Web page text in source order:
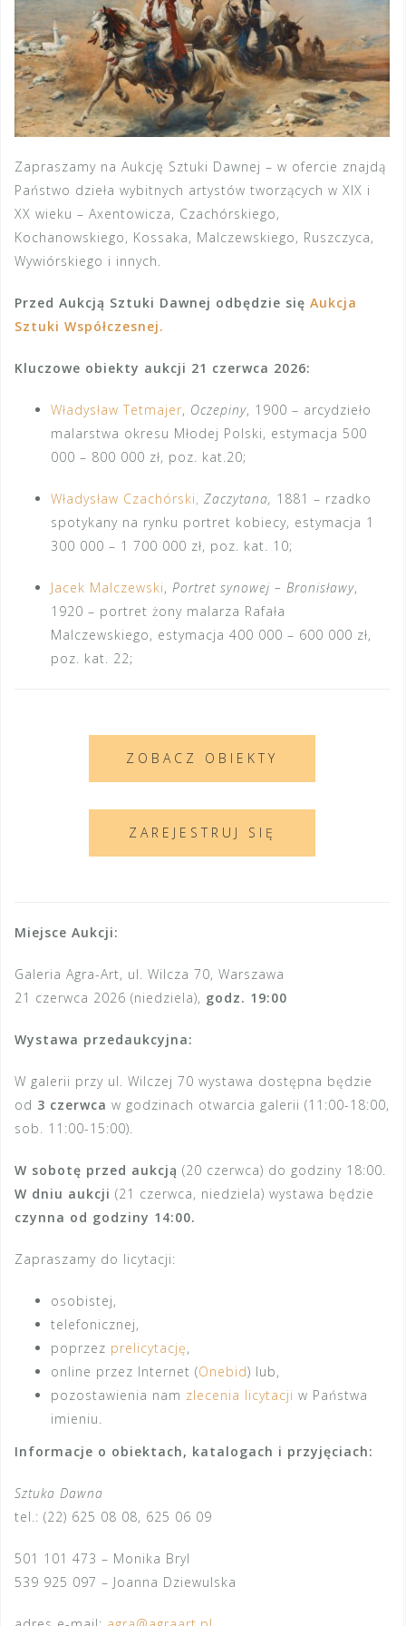
Zapraszamy na Aukcję Sztuki Dawnej – w ofercie znajdą
Państwo dzieła wybitnych artystów tworzących w XIX i
XX wieku – Axentowicza, Czachórskiego,
Kochanowskiego, Kossaka, Malczewskiego, Ruszczyca,
Wywiórskiego i innych.
Przed Aukcją Sztuki Dawnej odbędzie się Aukcja
Sztuki Współczesnej.
Kluczowe obiekty aukcji 21 czerwca 2026:
Władysław Tetmajer, Oczepiny, 1900 – arcydzieło
malarstwa okresu Młodej Polski, estymacja 500
000 – 800 000 zł, poz. kat.20;
Władysław Czachórski, Zaczytana, 1881 – rzadko
spotykany na rynku portret kobiecy, estymacja 1
300 000 – 1 700 000 zł, poz. kat. 10;
Jacek Malczewski, Portret synowej – Bronisławy,
1920 – portret żony malarza Rafała
Malczewskiego, estymacja 400 000 – 600 000 zł,
poz. kat. 22;
ZOBACZ OBIEKTY
ZAREJESTRUJ SIĘ
Miejsce Aukcji:
Galeria Agra-Art, ul. Wilcza 70, Warszawa
21 czerwca 2026 (niedziela), godz. 19:00
Wystawa przedaukcyjna:
W galerii przy ul. Wilczej 70 wystawa dostępna będzie
od 3 czerwca w godzinach otwarcia galerii (11:00-18:00,
sob. 11:00-15:00).
W sobotę przed aukcją (20 czerwca) do godziny 18:00.
W dniu aukcji (21 czerwca, niedziela) wystawa będzie
czynna od godziny 14:00.
Zapraszamy do licytacji:
osobistej,
telefonicznej,
poprzez prelicytację,
online przez Internet (Onebid) lub,
pozostawienia nam zlecenia licytacji w Państwa
imieniu.
Informacje o obiektach, katalogach i przyjęciach:
Sztuka Dawna
tel.: (22) 625 08 08, 625 06 09
501 101 473 – Monika Bryl
539 925 097 – Joanna Dziewulska